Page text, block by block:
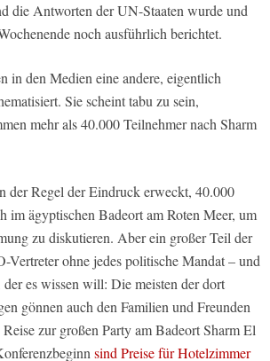
die Antworten der UN-Staaten wurde und
noch ausführlich berichtet.
in den Medien eine andere, eigentlich
Sie scheint tabu zu sein,
mehr als 40.000 Teilnehmer nach Sharm
der Regel der Eindruck erweckt, 40.000
im ägyptischen Badeort am Roten Meer, um
zu diskutieren. Aber ein großer Teil der
Vertreter ohne jedes politische Mandat – und
es wissen will: Die meisten der dort
gönnen auch den Familien und Freunden
zur großen Party am Badeort Sharm El
sind Preise für Hotelzimmer